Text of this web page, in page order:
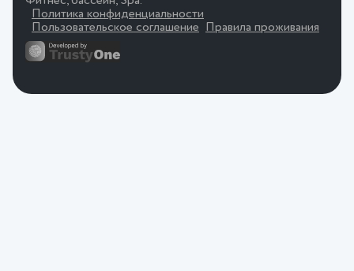
Политика конфиденциальности
Пользовательское соглашение
Правила проживания